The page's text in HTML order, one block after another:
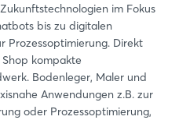
im Fokus
bis zu digitalen
Prozessoptimierung. Direkt
kompakte
Bodenleger, Maler und
Anwendungen z.B. zur
oder Prozessoptimierung,